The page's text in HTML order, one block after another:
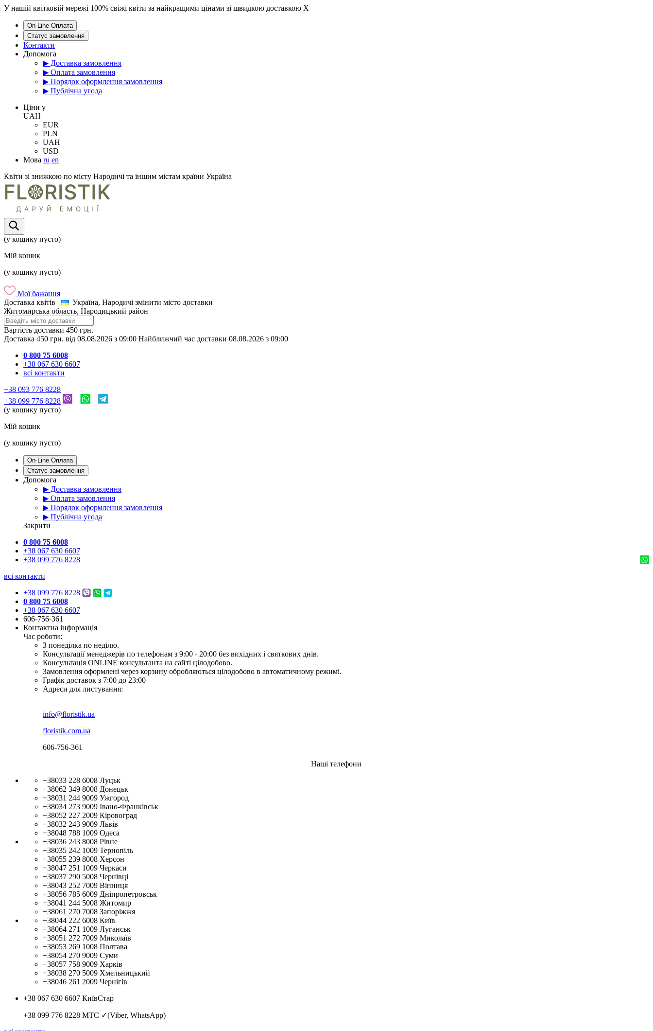
У нашій квітковій мережі 100% свіжі квіти за найкращими цінами зі швидкою доставкою X
On-Line Оплата
Статус замовлення
Контакти
Допомога
▶ Доставка замовлення
▶ Оплата замовлення
▶ Порядок оформлення замовлення
▶ Публічна угода
Цiни у
UAH
EUR
PLN
UAH
USD
Мова ru en
Квіти зі знижкою по місту Народичі та іншим містам країни Україна
(у кошику пусто)
Мій кошик
(у кошику пусто)
Мої бажання
Доставка квітів
Україна, Народичі змінити місто доставки
Житомирська область, Народицький район
Вартість доставки 450 грн.
Доставка 450 грн. від 08.08.2026 з 09:00 Найближчий час доставки 08.08.2026 з 09:00
0 800 75 6008
+38 067 630 6607
всі контакти
+38 093 776 8228
+38 099 776 8228
(у кошику пусто)
Мій кошик
(у кошику пусто)
On-Line Оплата
Статус замовлення
Допомога
▶ Доставка замовлення
▶ Оплата замовлення
▶ Порядок оформлення замовлення
▶ Публічна угода
Закрити
0 800 75 6008
+38 067 630 6607
+38 099 776 8228
всі контакти
+38 099 776 8228
0 800 75 6008
+38 067 630 6607
606-756-361
Контактна інформація
Час роботи:
З понеділка по неділю.
Консультації менеджерів по телефонам з 9:00 - 20:00 без вихідних і святкових днів.
Консультація ONLINE консультанта на сайті цілодобово.
Замовлення оформлені через корзину обробляються цілодобово в автоматичному режимі.
Графік доставок з 7:00 до 23:00
Адреси для листування:
info@floristik.ua
floristik.com.ua
606-756-361
Наші телефони
+38033 228 6008 Луцьк
+38062 349 8008 Донецьк
+38031 244 9009 Ужгород
+38034 273 9009 Івано-Франківськ
+38052 227 2009 Кіровоград
+38032 243 9009 Львів
+38048 788 1009 Одеса
+38036 243 8008 Рівне
+38035 242 1009 Тернопіль
+38055 239 8008 Херсон
+38047 251 1009 Черкаси
+38037 290 5008 Чернівці
+38043 252 7009 Вінниця
+38056 785 6009 Дніпропетровськ
+38041 244 5008 Житомир
+38061 270 7008 Запоріжжя
+38044 222 6008 Київ
+38064 271 1009 Луганськ
+38051 272 7009 Миколаїв
+38053 269 1008 Полтава
+38054 270 9009 Суми
+38057 758 9009 Харків
+38038 270 5009 Хмельницький
+38046 261 2009 Чернігів
+38 067 630 6607 КиївСтар
+38 099 776 8228 МТС ✓(Viber, WhatsApp)